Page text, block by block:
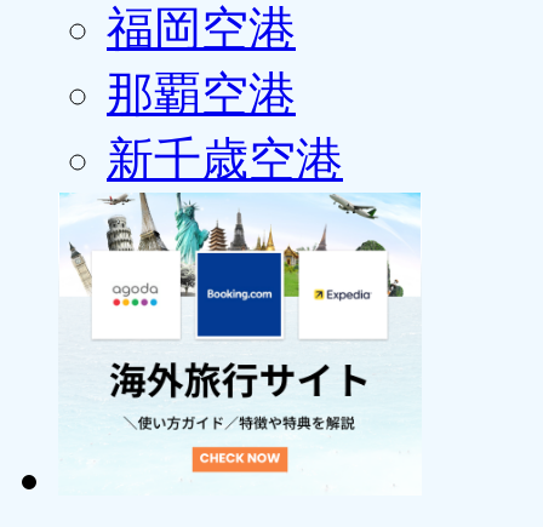
福岡空港
那覇空港
新千歳空港